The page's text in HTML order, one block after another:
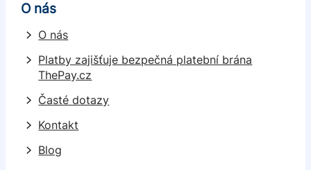
O nás
O nás
Platby zajišťuje bezpečná platební brána
ThePay.cz
Časté dotazy
Kontakt
Blog